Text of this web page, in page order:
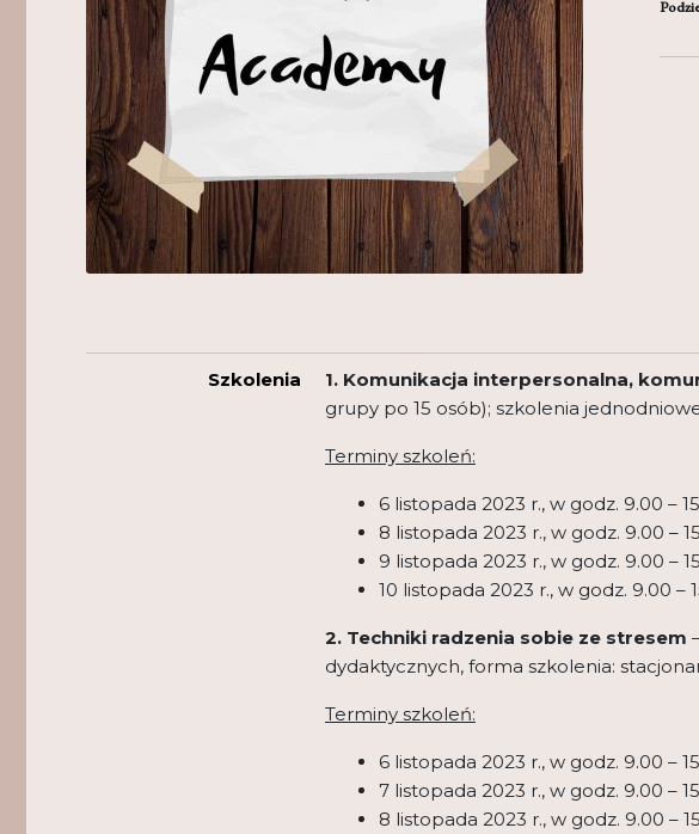
Szkolenia 1. Komunikacja interpersonalna,
grupy po 15 osób); szkolenia
Terminy szkoleń:
6 listopada 2023 r., w godz. 9.00 –
8 listopada 2023 r., w godz. 9.00 –
9 listopada 2023 r., w godz. 9.00 –
10 listopada 2023 r., w godz. 9.00 –
2. Techniki radzenia sobie ze stresem
dydaktycznych, forma szkolenia:
Terminy szkoleń:
6 listopada 2023 r., w godz. 9.00 –
7 listopada 2023 r., w godz. 9.00 –
8 listopada 2023 r., w godz. 9.00 –